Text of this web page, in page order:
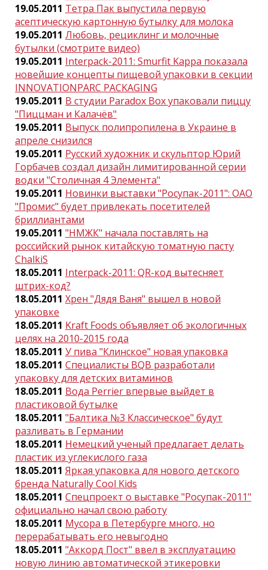
19.05.2011 Тетра Пак выпустила первую
асептическую картонную бутылку для молока
19.05.2011 Любовь, рециклинг и молочные
бутылки (смотрите видео)
19.05.2011 Interpack-2011: Smurfit Kappa показала
новейшие концепты пищевой упаковки в секции
INNOVATIONPARC PACKAGING
19.05.2011 В студии Paradox Box упаковали пиццу
"Пиццман и Калачёв"
19.05.2011 Выпуск полипропилена в Украине в
апреле снизился
19.05.2011 Русский художник и скульптор Юрий
Горбачев создал дизайн лимитированной серии
водки "Столичная 4 Элемента"
19.05.2011 Новинки выставки "Росупак-2011": ОАО
"Промис" будет привлекать посетителей
бриллиантами
19.05.2011 "НМЖК" начала поставлять на
российский рынок китайскую томатную пасту
ChalkiS
18.05.2011 Interpack-2011: QR-код вытесняет
штрих-код?
18.05.2011 Хрен "Дядя Ваня" вышел в новой
упаковке
18.05.2011 Kraft Foods объявляет об экологичных
целях на 2010-2015 года
18.05.2011 У пива "Клинское" новая упаковка
18.05.2011 Специалисты BQB разработали
упаковку для детских витаминов
18.05.2011 Вода Perrier впервые выйдет в
пластиковой бутылке
18.05.2011 "Балтика №3 Классическое" будут
разливать в Германии
18.05.2011 Немецкий ученый предлагает делать
пластик из углекислого газа
18.05.2011 Яркая упаковка для нового детского
бренда Naturally Cool Kids
18.05.2011 Спецпроект о выставке "Росупак-2011"
официально начал свою работу
18.05.2011 Мусора в Петербурге много, но
перерабатывать его невыгодно
18.05.2011 "Аккорд Пост" ввел в эксплуатацию
новую линию автоматической этикеровки